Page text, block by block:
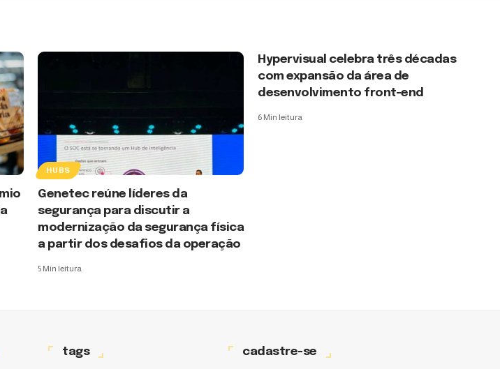
HUBS
Genetec reúne líderes da
segurança para discutir a
modernização da segurança física
a partir dos desafios da operação
5 Min leitura
Hypervisual celebra três décadas
com expansão da área de
desenvolvimento front-end
6 Min leitura
tags cadastre-se